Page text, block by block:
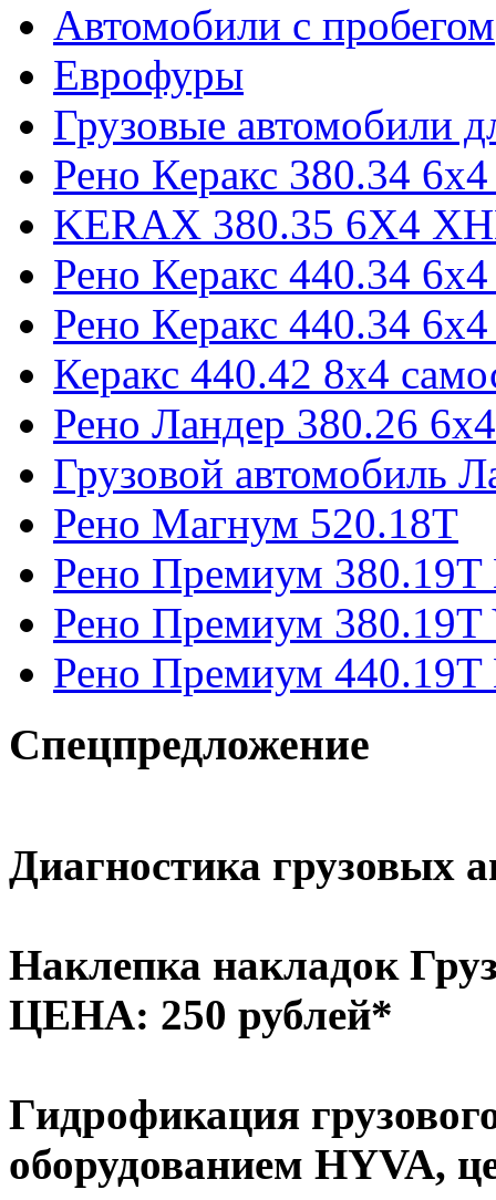
Автомобили с пробегом
Еврофуры
Грузовые автомобили
Рено Керакс 380.34
KERAX 380.35 6X4
Рено Керакс 440.34
Рено Керакс 440.34
Керакс 440.42 8x4
Рено Ландер 380.26 6x4
Грузовой автомобиль
Рено Магнум 520.18Т
Рено Премиум
Рено Премиум 380.19T
Рено Премиум 440.19T
Спецпредложение
Диагностика грузовых
Наклепка накладок
ЦЕНА: 250 рублей*
Гидрофикация
оборудованием HYVA,